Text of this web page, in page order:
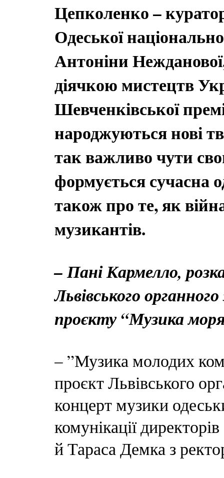
Цепколенко –
Одеської
Антоніни
діячкою мистецтв
Шевченківської
народжуються нові
так важливо чути
формується сучасна
також про те, як
музикантів.
– Пані Кармелло,
Львівського
проєкту “Музика моря
– ”Музика молодих
проєкт Львівського
концерт музики
комунікації
й Тараса Демка з